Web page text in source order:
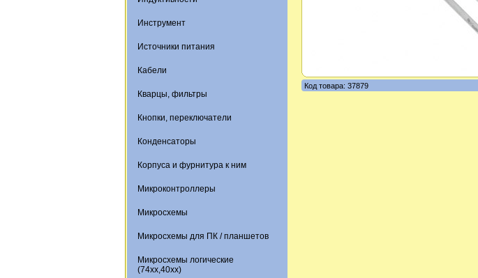
Инструмент
Источники питания
Кабели
Кварцы, фильтры
Кнопки, переключатели
Конденсаторы
Корпуса и фурнитура к ним
Микроконтроллеры
Микросхемы
Микросхемы для ПК / планшетов
Микросхемы логические
(74xx,40xx)
Код товара: 37879